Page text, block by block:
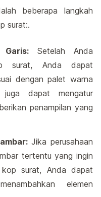
beberapa langkah
surat:.
Setelah Anda
surat, Anda dapat
dengan palet warna
juga dapat mengatur
penampilan yang
Jika perusahaan
tertentu yang ingin
surat, Anda dapat
elemen